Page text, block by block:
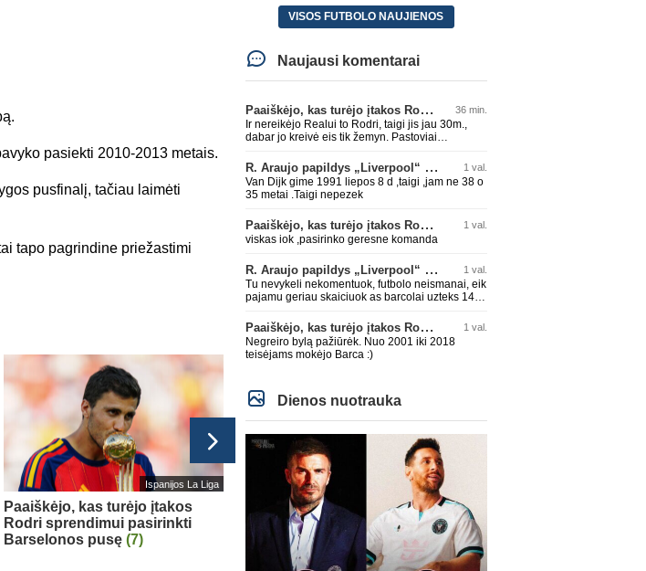
pasiekti 2010-2013 metais.
pusfinalį, tačiau laimėti
tapo pagrindine priežastimi
Ispanijos La Liga
Paaiškėjo, kas turėjo įtakos
Rodri sprendimui pasirinkti
Barselonos pusę (7)
Anglijos Premier League
R. Araujo papildys „Liverpool“
klubą (5)
dabartiniais „Chelsea“
vartininkais“
VISOS FUTBOLO NAUJIENOS
Naujausi komentarai
Paaiškėjo, kas turėjo įtakos Rodri sprendimui pasirinkti Barselonos pusę 36 min.
Ir nereikėjo Realui to Rodri, taigi jis jau 30m.,
dabar jo kreivė eis tik žemyn. Pastoviai
darysis nugaros operaciją, tai kada grįš į aikštę?
Po pusės metų? Ne ne ačiū. Viskas gerai, Real
turi ir geresnių opcijų, Mauras viską sustatys į
vietas. Jeigu jis iš tikro būtų buvęs reikalingas,
ne šiaip sau paleidžia jį. Sėkmės jam Barcoje,
galės su savo korešais iš rinktinės kartu pažaisti
R. Araujo papildys „Liverpool“ klubą 1 val.
Van Dijk gime 1991 liepos 8 d ,taigi ,jam ne 38 o
35 metai .Taigi nepezek
Paaiškėjo, kas turėjo įtakos Rodri sprendimui pasirinkti Barselonos pusę 1 val.
viskas iok ,pasirinko geresne komanda
R. Araujo papildys „Liverpool“ klubą 1 val.
Tu nevykeli nekomentuok, futbolo neismanai, eik
pajamu geriau skaiciuok as barcolai uzteks 140
Paaiškėjo, kas turėjo įtakos Rodri sprendimui pasirinkti Barselonos pusę 1 val.
Negreiro bylą pažiūrėk. Nuo 2001 iki 2018
teisėjams mokėjo Barca :)
Dienos nuotrauka